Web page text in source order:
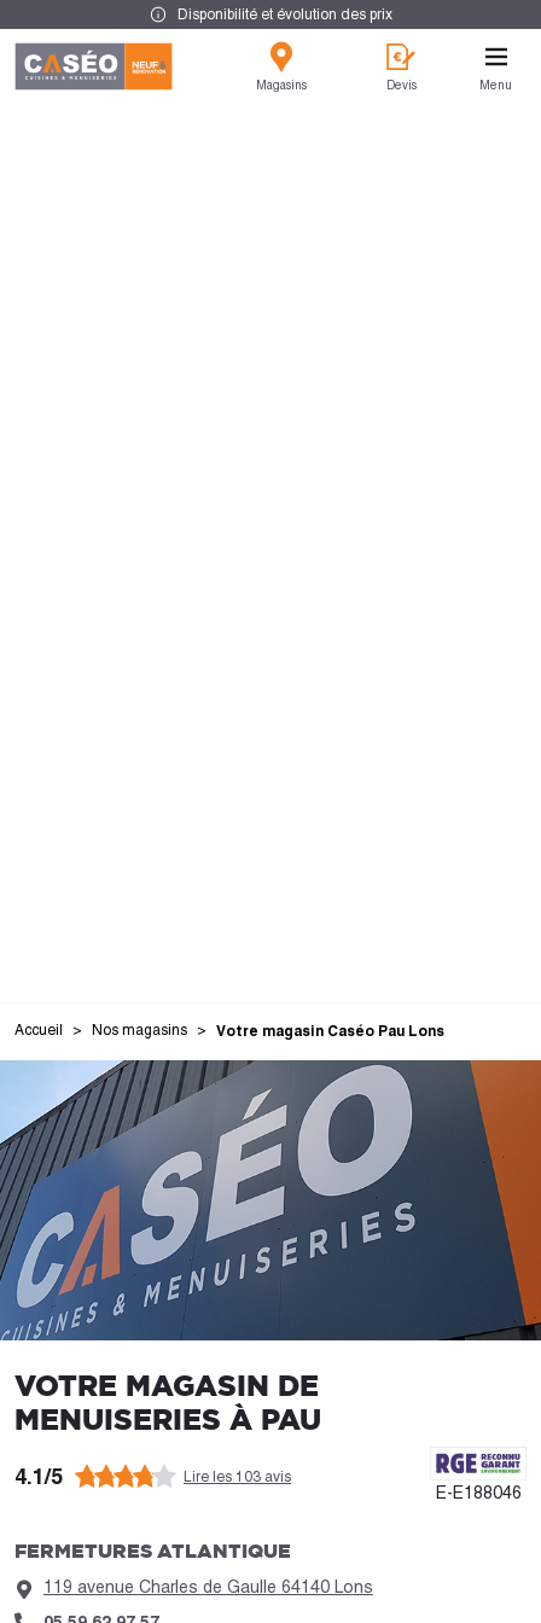
Disponibilité et évolution des prix
Magasins Devis Menu
Accueil Nos magasins Votre magasin Caséo Pau Lons
VOTRE MAGASIN DE
MENUISERIES À PAU
4.1/5 Lire les 103 avis
E-E188046
FERMETURES ATLANTIQUE
119 avenue Charles de Gaulle 64140 Lons